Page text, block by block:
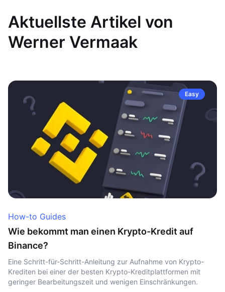
Aktuellste Artikel von
Werner Vermaak
Easy
How-to Guides
Wie bekommt man einen Krypto-Kredit auf
Binance?
Eine Schritt-für-Schritt-Anleitung zur Aufnahme von Krypto-
Krediten bei einer der besten Krypto-Kreditplattformen mit
geringer Bearbeitungszeit und wenigen Einschränkungen.